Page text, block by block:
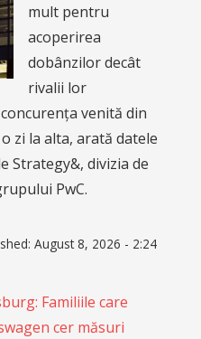
mult pentru
acoperirea
dobânzilor decât
rivalii lor
venită din
zi la alta, arată datele
Strategy&, divizia de
PwC.
August 8, 2026 - 2:24
Familiile care
cer măsuri